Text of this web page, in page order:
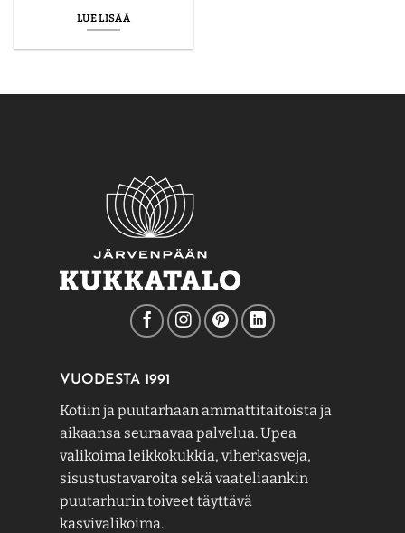
LUE LISÄÄ
VUODESTA 1991
Kotiin ja puutarhaan ammattitaitoista ja
aikaansa seuraavaa palvelua. Upea
valikoima leikkokukkia, viherkasveja,
sisustustavaroita sekä vaateliaankin
puutarhurin toiveet täyttävä
kasvivalikoima.